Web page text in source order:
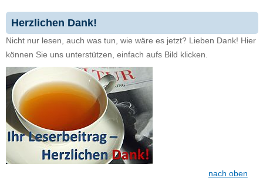
Herzlichen Dank!
Nicht nur lesen, auch was tun, wie wäre es jetzt? Lieben Dank! Hier
können Sie uns unterstützen, einfach aufs Bild klicken.
nach oben